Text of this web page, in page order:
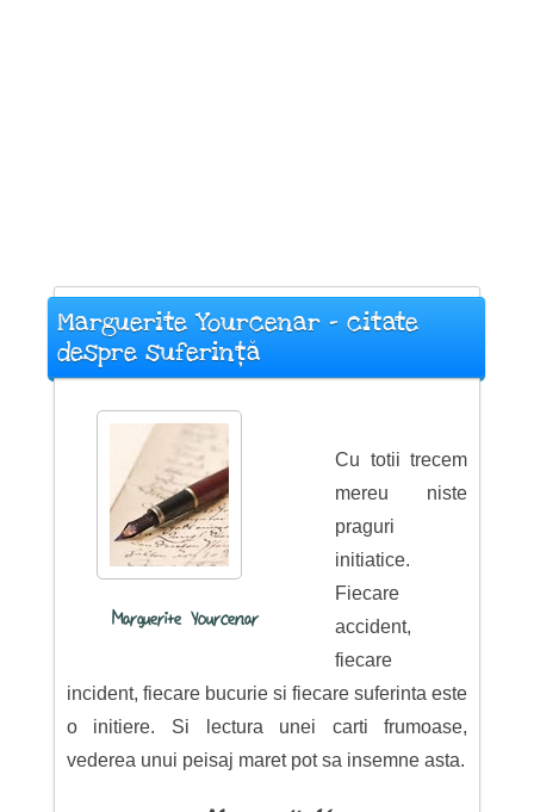
Marguerite Yourcenar - citate
despre suferință
Marguerite Yourcenar
Cu totii trecem
mereu niste
praguri
initiatice.
Fiecare
accident,
fiecare
incident, fiecare bucurie si fiecare suferinta este
o initiere. Si lectura unei carti frumoase,
vederea unui peisaj maret pot sa insemne asta.